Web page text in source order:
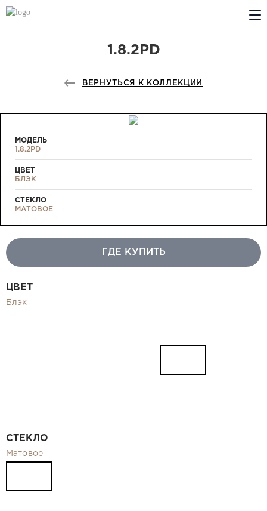
КОМПАНИЯ
PROFILDOORS
Проекты
1.8.2PD
ВЕРНУТЬСЯ К КОЛЛЕКЦИИ
МОДЕЛЬ
1.8.2PD
ЦВЕТ
БЛЭК
СТЕКЛО
МАТОВОЕ
ГДЕ КУПИТЬ
ЦВЕТ
Блэк
СТЕКЛО
Матовое